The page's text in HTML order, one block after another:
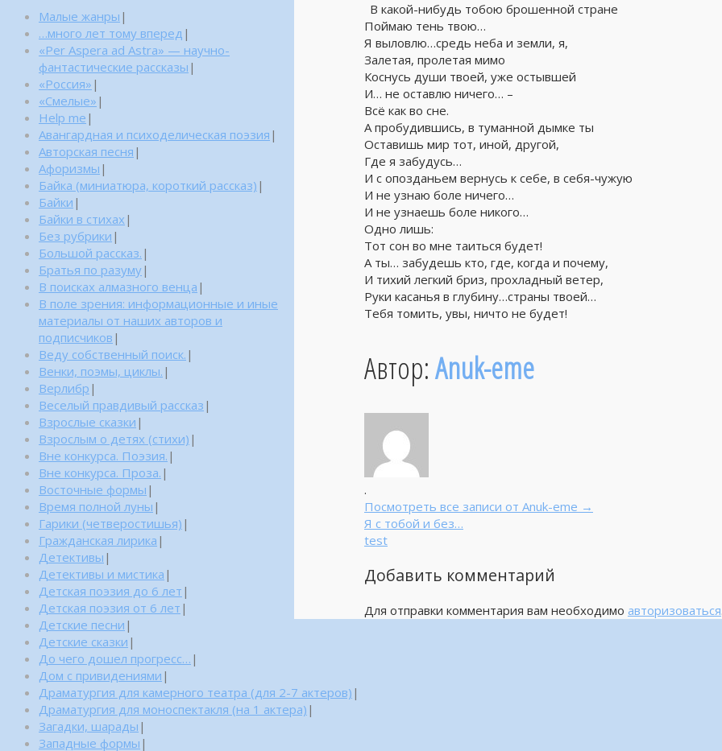
В какой-нибудь тобою брошенной стране
Поймаю тень твою…
Я выловлю…средь неба и земли, я,
Залетая, пролетая мимо
Коснусь души твоей, уже остывшей
И… не оставлю ничего… –
Всё как во сне.
А пробудившись, в туманной дымке ты
Оставишь мир тот, иной, другой,
Где я забудусь…
И с опозданьем вернусь к себе, в себя-чужую
И не узнаю боле ничего…
И не узнаешь боле никого…
Одно лишь:
Тот сон во мне таиться будет!
А ты… забудешь кто, где, когда и почему,
И тихий легкий бриз, прохладный ветер,
Руки касанья в глубину…страны твоей…
Тебя томить, увы, ничто не будет!
Автор:Anuk-eme
.
Посмотреть все записи от Anuk-eme →
Я с тобой и без…
test
Добавить комментарий
Для отправки комментария вам необходимо авторизоваться
Малые жанры |
…много лет тому вперед |
«Per Aspera ad Astra» — научно-
фантастические рассказы |
«Россия» |
«Смелые» |
Help me |
Авангардная и психоделическая поэзия |
Авторская песня |
Афоризмы |
Байка (миниатюра, короткий рассказ) |
Байки |
Байки в стихах |
Без рубрики |
Большой рассказ. |
Братья по разуму|
В поисках алмазного венца |
В поле зрения: информационные и иные
материалы от наших авторов и
подписчиков |
Веду собственный поиск. |
Венки, поэмы, циклы. |
Верлибр |
Веселый правдивый рассказ |
Взрослые сказки |
Взрослым о детях (стихи) |
Вне конкурса. Поэзия. |
Вне конкурса. Проза. |
Восточные формы |
Время полной луны |
Гарики (четверостишья) |
Гражданская лирика |
Детективы |
Детективы и мистика |
Детская поэзия до 6 лет |
Детская поэзия от 6 лет |
Детские песни |
Детские сказки |
До чего дошел прогресс… |
Дом с привидениями |
Драматургия для камерного театра (для 2-7 актеров) |
Драматургия для моноспектакля (на 1 актера) |
Загадки, шарады |
Западные формы |